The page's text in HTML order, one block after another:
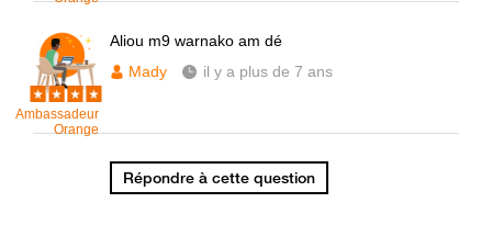
Ambassadeur
Orange
Aliou m9 warnako am dé
Mady
il y a plus de 7 ans
Répondre à cette question